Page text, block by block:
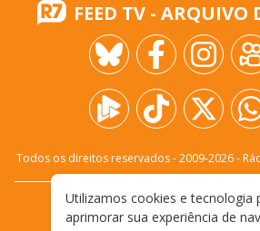
FEED TV - ARQUIVO
Todos os direitos reservados - 2009-2026-
FALE CONOSCO
Utilizamos cookies e tecnologia
aprimorar sua experiência de